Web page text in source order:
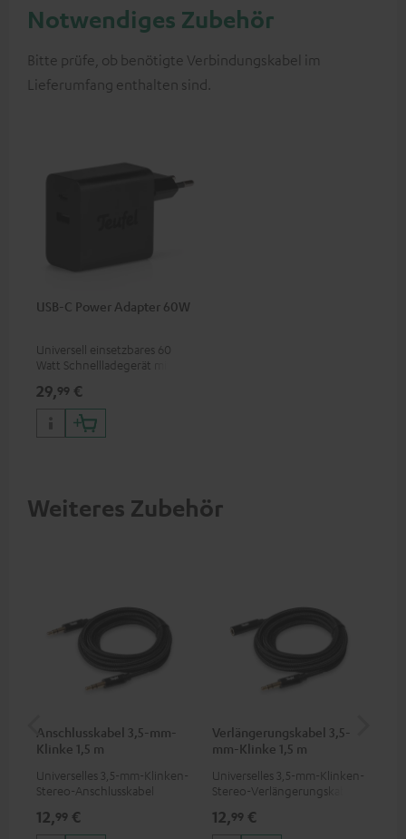
Notwendiges Zubehör
Bitte prüfe, ob benötigte Verbindungskabel im
Lieferumfang enthalten sind.
USB-C Power Adapter 60W
Universell einsetzbares 60
Watt Schnellladegerät mit
60 Watt / USB-A 7,5 Watt) für
Kopfhörer & Portables sowie
Laptops und weitere Geräte
mit bis zu 60 Watt
29,99 €
Weiteres Zubehör
Anschlusskabel 3,5-mm-
Klinke 1,5 m
Universelles 3,5-mm-Klinken-
Stereo-Anschlusskabel
12,99 €
Verlängerungskabel 3,5-
mm-Klinke 1,5 m
Universelles 3,5-mm-Klinken-
Stereo-Verlängerungskabel
12,99 €